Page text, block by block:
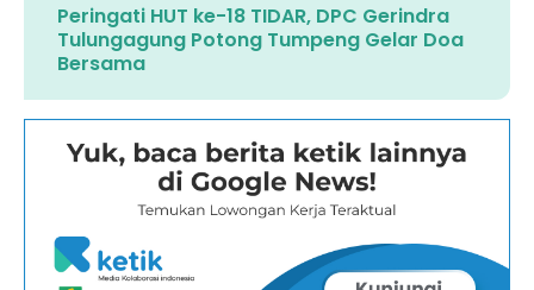
Peringati HUT ke-18 TIDAR, DPC Gerindra
Tulungagung Potong Tumpeng Gelar Doa
Bersama